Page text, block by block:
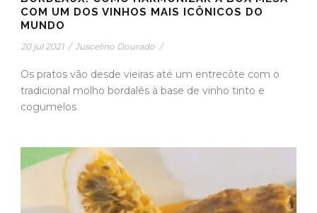
COM UM DOS VINHOS MAIS ICÔNICOS DO
MUNDO
20 jul 2021 / Juscelino Dourado /
Os pratos vão desde vieiras até um entrecôte com o
tradicional molho bordalês à base de vinho tinto e
cogumelos